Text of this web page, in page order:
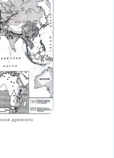
древнего